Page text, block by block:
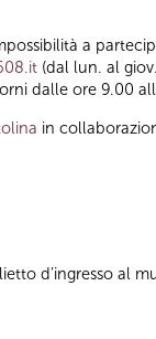
a
(dal lun. al
dalle ore 9.00
in
d’ingresso al